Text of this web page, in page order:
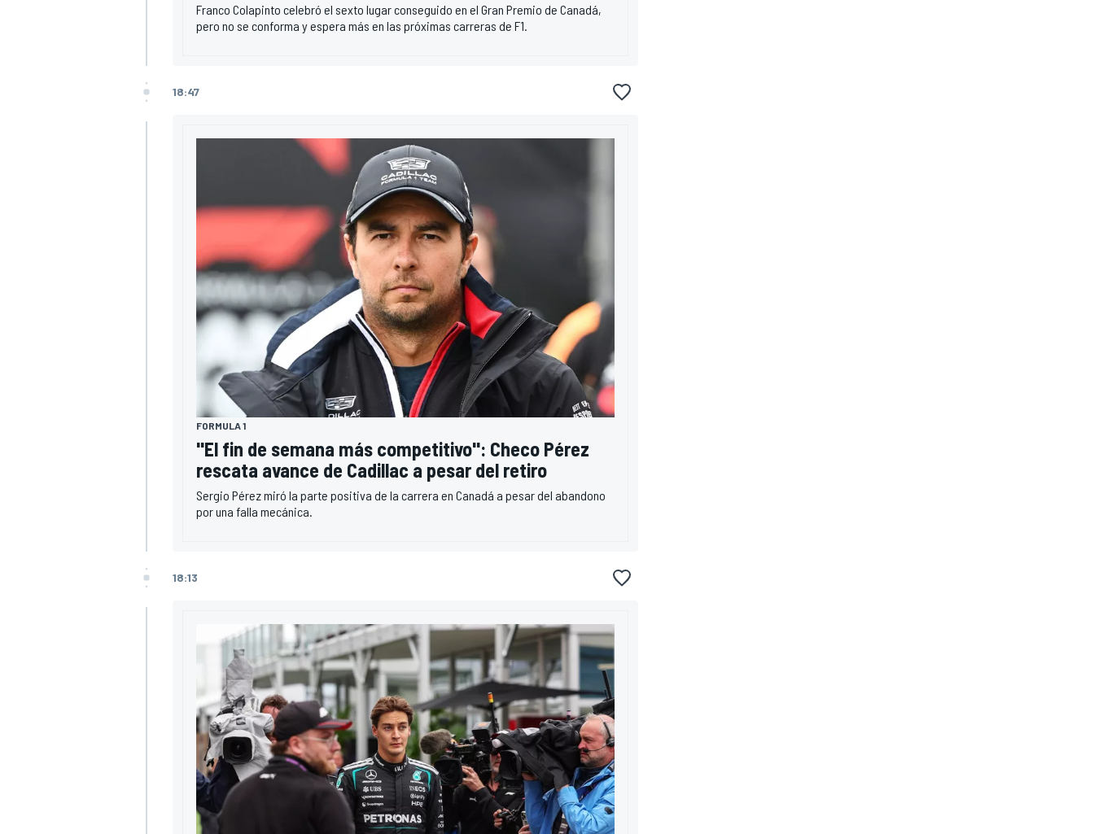
Franco Colapinto celebró el sexto lugar conseguido en el Gran Premio de Canadá,
pero no se conforma y espera más en las próximas carreras de F1.
18:47
FORMULA 1
"El fin de semana más competitivo": Checo Pérez
rescata avance de Cadillac a pesar del retiro
Sergio Pérez miró la parte positiva de la carrera en Canadá a pesar del abandono
por una falla mecánica.
18:13